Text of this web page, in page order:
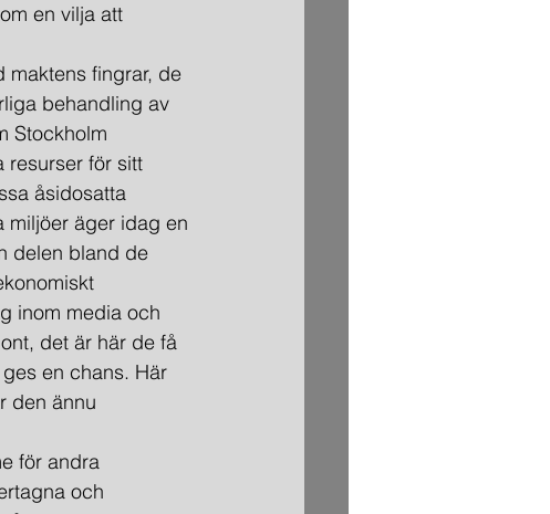
en vilja att
fingrar, de
behandling av
Stockholm
resurser för sitt
åsidosatta
miljöer äger idag en
delen bland de
inom media och
det är här de få
en chans. Här
den ännu
för andra
och